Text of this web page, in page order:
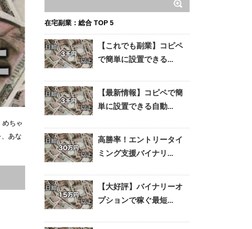
めちゃ
あな
在宅副業：総合 TOP 5
【これでも副業】コピペ
で簡単に設置できる...
【最新情報】コピペで簡
単に設置できる自動...
高勝率！エントリータイ
ミング支援バイナリ...
【大好評】バイナリーオ
プションで稼ぐ最短...